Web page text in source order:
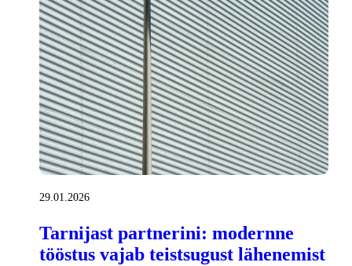
29.01.2026
Tarnijast partnerini: modernne
tööstus vajab teistsugust lähenemist